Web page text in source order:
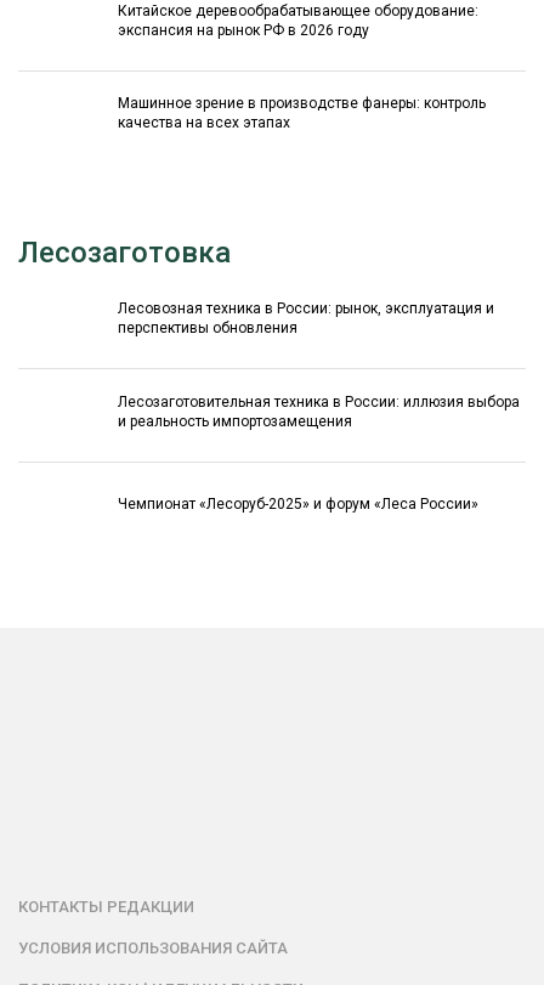
Китайское деревообрабатывающее оборудование:
экспансия на рынок РФ в 2026 году
Машинное зрение в производстве фанеры: контроль
качества на всех этапах
Лесозаготовка
Лесовозная техника в России: рынок, эксплуатация и
перспективы обновления
Лесозаготовительная техника в России: иллюзия выбора
и реальность импортозамещения
Чемпионат «Лесоруб-2025» и форум «Леса России»
КОНТАКТЫ РЕДАКЦИИ
УСЛОВИЯ ИСПОЛЬЗОВАНИЯ САЙТА